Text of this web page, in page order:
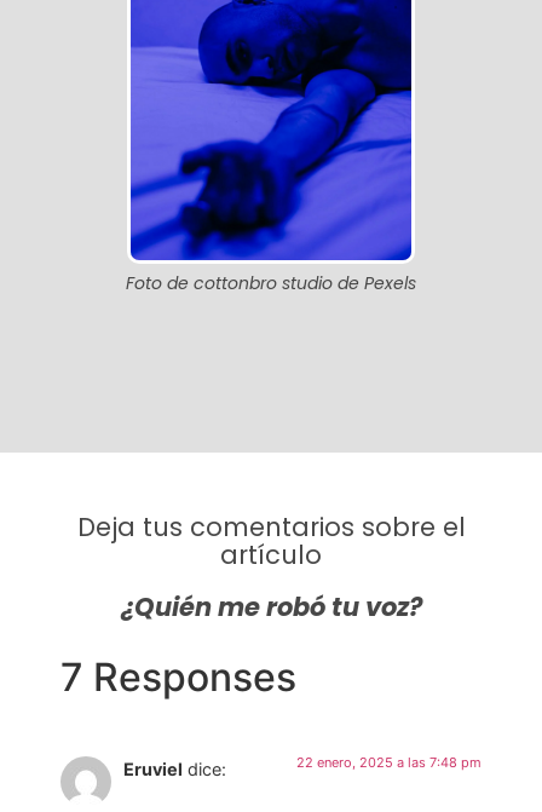
Foto de cottonbro studio de Pexels
Deja tus comentarios sobre el
artículo
¿Quién me robó tu voz?
7 Responses
Eruviel dice: 22 enero, 2025 a las 7:48 pm